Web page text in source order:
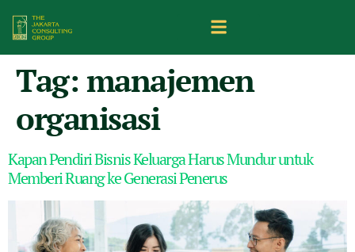
Tag: manajemen
organisasi
Kapan Pendiri Bisnis Keluarga Harus Mundur untuk
Memberi Ruang ke Generasi Penerus